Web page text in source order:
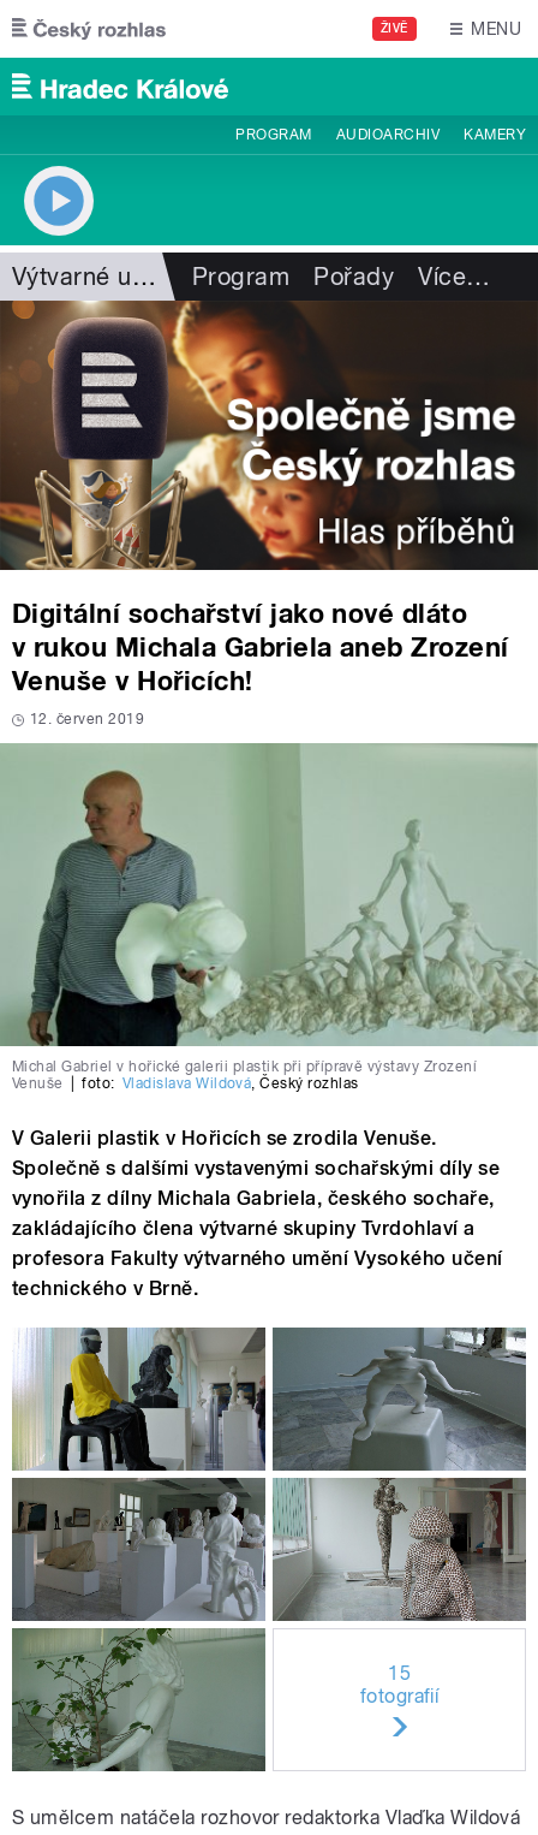
Přejít k hlavnímu obsahu
ŽIVĚ MENU
PROGRAM AUDIOARCHIV KAMERY
Výtvarné umění Program Pořady Více…
Digitální sochařství jako nové dláto
v rukou Michala Gabriela aneb Zrození
Venuše v Hořicích!
12. červen 2019
Michal Gabriel v hořické galerii plastik při přípravě výstavy Zrození
Venuše
foto: Vladislava Wildová,Český rozhlas
V Galerii plastik v Hořicích se zrodila Venuše.
Společně s dalšími vystavenými sochařskými díly se
vynořila z dílny Michala Gabriela, českého sochaře,
zakládajícího člena výtvarné skupiny Tvrdohlaví a
profesora Fakulty výtvarného umění Vysokého učení
technického v Brně.
15
fotografií
S umělcem natáčela rozhovor redaktorka Vlaďka Wildová